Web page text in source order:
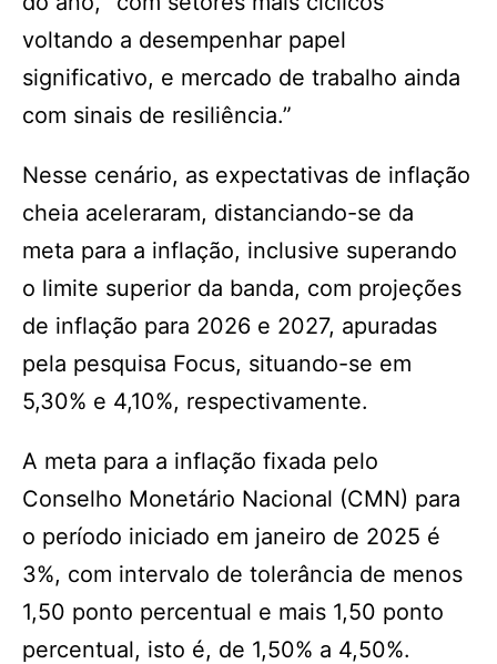
voltando a desempenhar papel
significativo, e mercado de trabalho ainda
com sinais de resiliência.”
Nesse cenário, as expectativas de inflação
cheia aceleraram, distanciando-se da
meta para a inflação, inclusive superando
o limite superior da banda, com projeções
de inflação para 2026 e 2027, apuradas
pela pesquisa Focus, situando-se em
5,30% e 4,10%, respectivamente.
A meta para a inflação fixada pelo
Conselho Monetário Nacional (CMN) para
o período iniciado em janeiro de 2025 é
3%, com intervalo de tolerância de menos
1,50 ponto percentual e mais 1,50 ponto
percentual, isto é, de 1,50% a 4,50%.